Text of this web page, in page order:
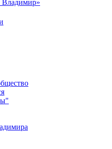
Владимир»